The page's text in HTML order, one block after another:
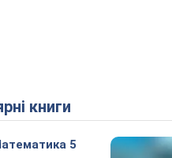
книги
5